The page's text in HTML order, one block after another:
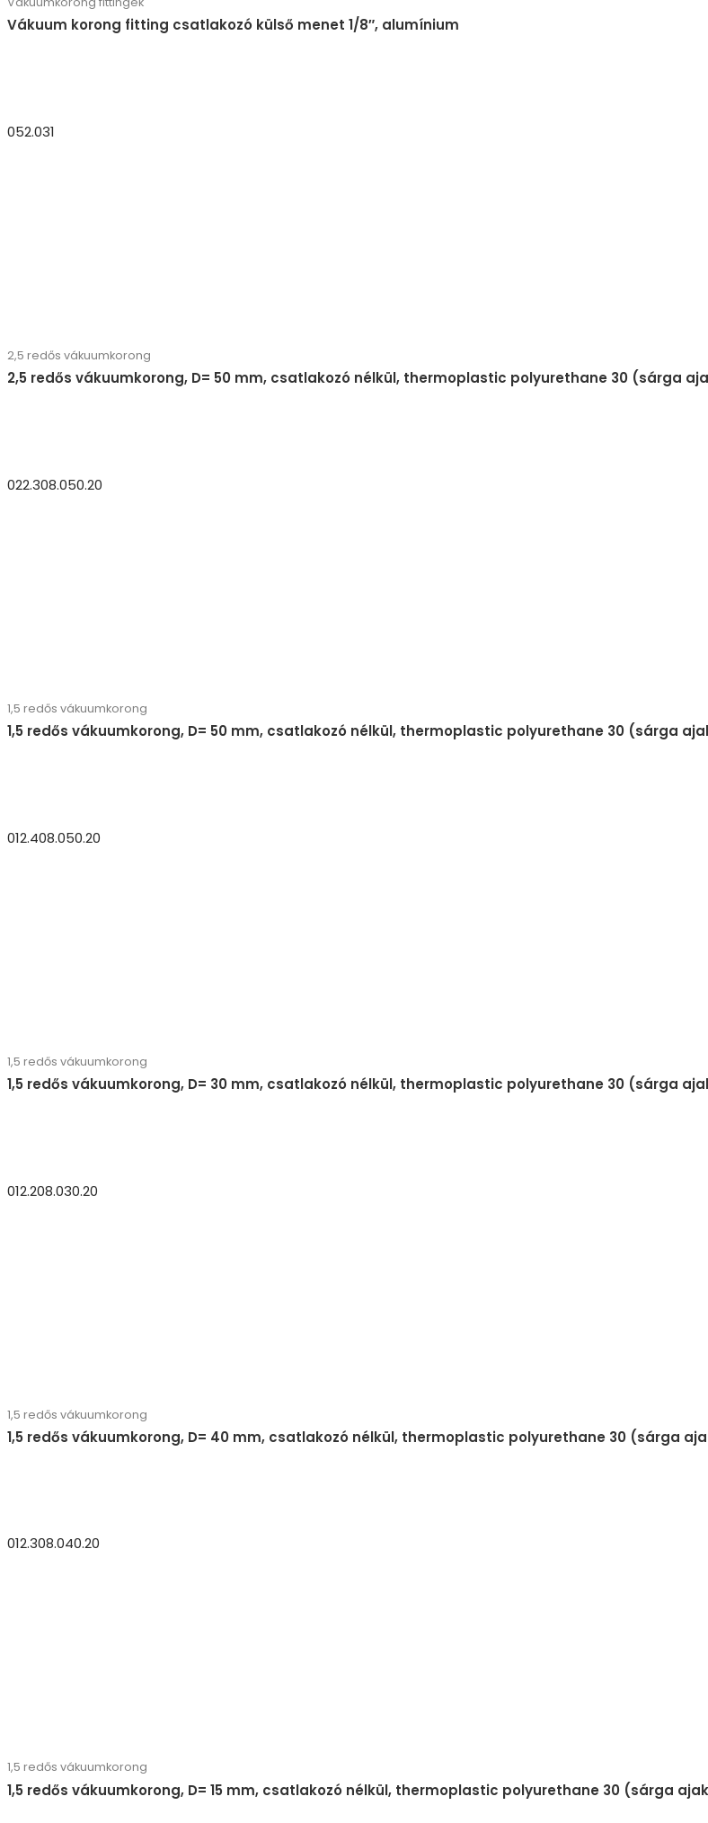
Vákuum korong fitting csatlakozó külső menet 1/8″, alumínium
052.031
2,5 redős vákuumkorong
2,5 redős vákuumkorong, D= 50 mm, csatlakozó nélkül, thermoplastic polyurethane 30 (sárga
022.308.050.20
1,5 redős vákuumkorong
1,5 redős vákuumkorong, D= 50 mm, csatlakozó nélkül, thermoplastic polyurethane 30 (sárga
012.408.050.20
1,5 redős vákuumkorong
1,5 redős vákuumkorong, D= 30 mm, csatlakozó nélkül, thermoplastic polyurethane 30 (sárga
012.208.030.20
1,5 redős vákuumkorong
1,5 redős vákuumkorong, D= 40 mm, csatlakozó nélkül, thermoplastic polyurethane 30 (sárga
012.308.040.20
1,5 redős vákuumkorong
1,5 redős vákuumkorong, D= 15 mm, csatlakozó nélkül, thermoplastic polyurethane 30 (sárga